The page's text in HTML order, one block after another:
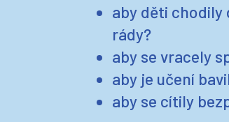
aby děti chodily
rády?
aby se vracely
aby je učení
aby se cítily